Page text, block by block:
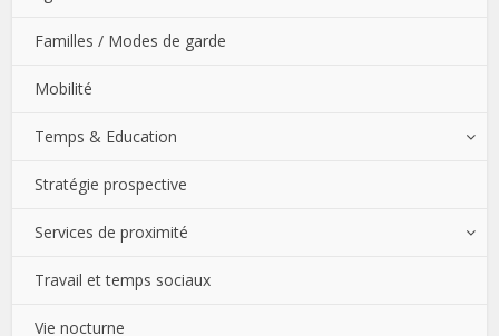
Familles / Modes de garde
Mobilité
Temps & Education
Stratégie prospective
Services de proximité
Travail et temps sociaux
Vie nocturne